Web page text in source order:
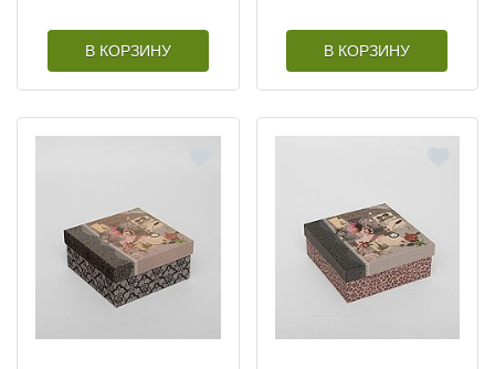
В КОРЗИНУ В КОРЗИНУ